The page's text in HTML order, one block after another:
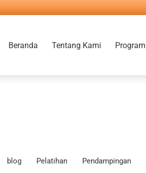
Beranda Tentang Kami
blog Pelatihan Pendampingan